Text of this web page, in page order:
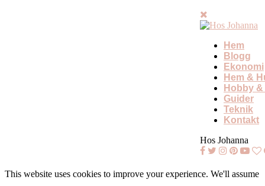
Hem
Blogg
Ekonomi
Hem &
Hobby
Guider
Teknik
Kontakt
Hos Johanna
This website uses cookies to improve your experience. We'll assume